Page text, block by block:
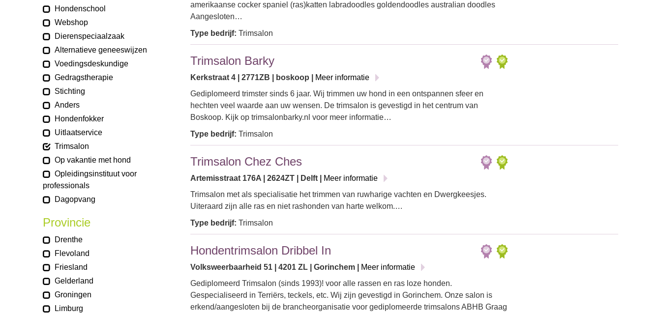
Hondenschool
Webshop
Dierenspeciaalzaak
Alternatieve geneeswijzen
Voedingsdeskundige
Gedragstherapie
Stichting
Anders
Hondenfokker
Uitlaatservice
Trimsalon
Op vakantie met hond
Opleidingsinstituut voor
professionals
Dagopvang
Provincie
Drenthe
Flevoland
Friesland
Gelderland
Groningen
Limburg
amerikaanse cocker spaniel (ras)katten labradoodles goldendoodles australian doodles
Aangesloten…
Type bedrijf: Trimsalon
Trimsalon Barky
Kerkstraat 4 | 2771ZB | boskoop |
Meer informatie
Gediplomeerd trimster sinds 6 jaar. Wij trimmen uw hond in een ontspannen sfeer en
hechten veel waarde aan uw wensen. De trimsalon is gevestigd in het centrum van
Boskoop. Kijk op trimsalonbarky.nl voor meer informatie…
Type bedrijf: Trimsalon
Trimsalon Chez Ches
Artemisstraat 176A | 2624ZT | Delft |
Meer informatie
Trimsalon met als specialisatie het trimmen van ruwharige vachten en Dwergkeesjes.
Uiteraard zijn alle ras en niet rashonden van harte welkom.…
Type bedrijf: Trimsalon
Hondentrimsalon Dribbel In
Volksweerbaarheid 51 | 4201 ZL | Gorinchem |
Meer informatie
Gediplomeerd Trimsalon (sinds 1993)! voor alle rassen en ras loze honden.
Gespecialiseerd in Terriërs, teckels, etc. Wij zijn gevestigd in Gorinchem. Onze salon is
erkend/aangesloten bij de brancheorganisatie voor gediplomeerde trimsalons ABHB Graag